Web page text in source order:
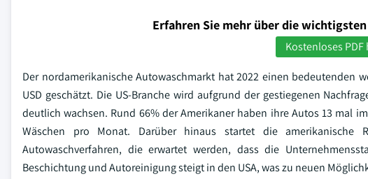
Erfahren Sie mehr über die
Kostenloses
Der nordamerikanische Autowaschmarkt hat 2022 einen bedeutenden
USD geschätzt. Die US-Branche wird aufgrund der gestiegenen
deutlich wachsen. Rund 66% der Amerikaner haben ihre Autos 13 mal
Wäschen pro Monat. Darüber hinaus startet die amerikanische
Autowaschverfahren, die erwartet werden, dass die
Beschichtung und Autoreinigung steigt in den USA, was zu neuen